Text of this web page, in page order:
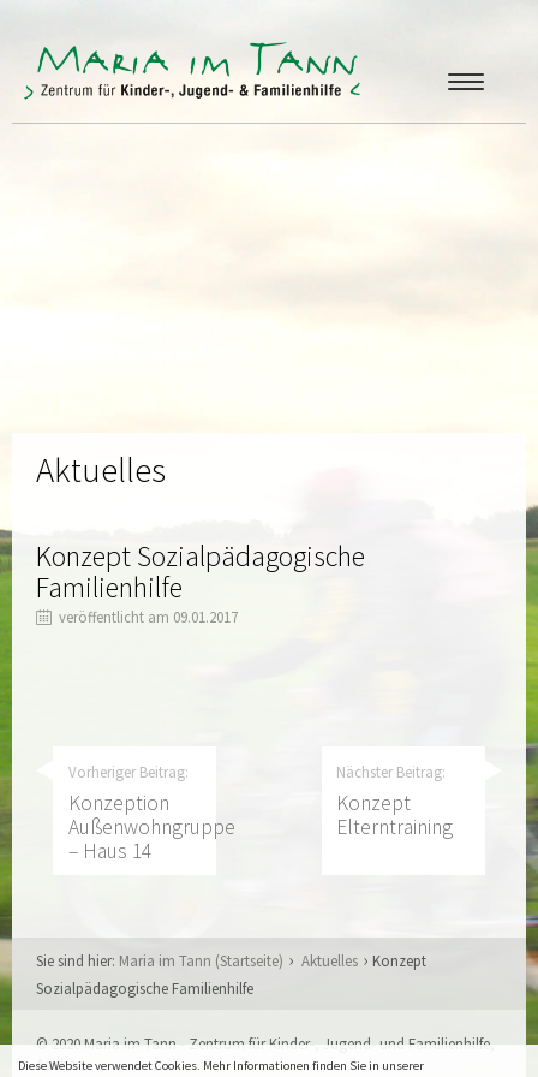
Diese Website verwendet Cookies. Mehr Informationen finden Sie in unserer
Aktuelles
Konzept Sozialpädagogische
Familienhilfe
veröffentlicht am 09.01.2017
Vorheriger Beitrag:
Konzeption
Außenwohngruppe
– Haus 14
Nächster Beitrag:
Konzept
Elterntraining
Sie sind hier: Maria im Tann (Startseite) Aktuelles
Konzept
Sozialpädagogische Familienhilfe
© 2020 Maria im Tann - Zentrum für Kinder-, Jugend- und Familienhilfe,
Aachen